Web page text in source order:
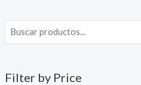
Filter by Price